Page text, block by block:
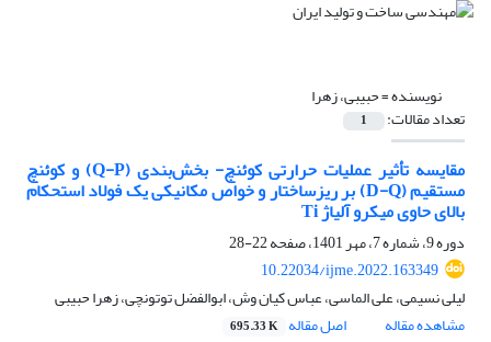
نویسنده =حبیبی، زهرا
تعداد مقالات: 1
مقایسه تأثیر عملیات حرارتی کوئنچ- بخش‌بندی (Q-P) و کوئنچ
مستقیم (D-Q) بر ریزساختار و خواص مکانیکی یک فولاد استحکام
بالای حاوی میکرو آلیاژ Ti
دوره 9، شماره 7، مهر 1401، صفحه
22-28
10.22034/ijme.2022.163349
لیلی نسیمی، علی الماسی، عباس کیان وش، ابوالفضل توتونچی، زهرا حبیبی
مشاهده مقاله
اصل مقاله 695.33 K